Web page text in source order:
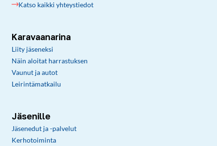
Katso kaikki yhteystiedot
Karavaanarina
Liity jäseneksi
Näin aloitat harrastuksen
Vaunut ja autot
Leirintämatkailu
Jäsenille
Jäsenedut ja -palvelut
Kerhotoiminta